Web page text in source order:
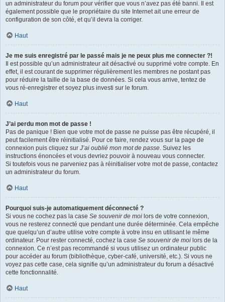
un administrateur du forum pour vérifier que vous n’avez pas été banni. Il est
également possible que le propriétaire du site Internet ait une erreur de
configuration de son côté, et qu’il devra la corriger.
Haut
Je me suis enregistré par le passé mais je ne peux plus me connecter ?!
Il est possible qu’un administrateur ait désactivé ou supprimé votre compte. En
effet, il est courant de supprimer régulièrement les membres ne postant pas
pour réduire la taille de la base de données. Si cela vous arrive, tentez de
vous ré-enregistrer et soyez plus investi sur le forum.
Haut
J’ai perdu mon mot de passe !
Pas de panique ! Bien que votre mot de passe ne puisse pas être récupéré, il
peut facilement être réinitialisé. Pour ce faire, rendez vous sur la page de
connexion puis cliquez sur J’ai oublié mon mot de passe. Suivez les
instructions énoncées et vous devriez pouvoir à nouveau vous connecter.
Si toutefois vous ne parveniez pas à réinitialiser votre mot de passe, contactez
un administrateur du forum.
Haut
Pourquoi suis-je automatiquement déconnecté ?
Si vous ne cochez pas la case Se souvenir de moi lors de votre connexion,
vous ne resterez connecté que pendant une durée déterminée. Cela empêche
que quelqu’un d’autre utilise votre compte à votre insu en utilisant le même
ordinateur. Pour rester connecté, cochez la case Se souvenir de moi lors de la
connexion. Ce n’est pas recommandé si vous utilisez un ordinateur public
pour accéder au forum (bibliothèque, cyber-café, université, etc.). Si vous ne
voyez pas cette case, cela signifie qu’un administrateur du forum a désactivé
cette fonctionnalité.
Haut